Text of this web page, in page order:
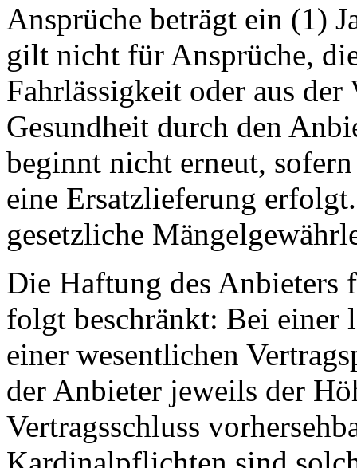
Ansprüche beträgt ein (1)
gilt nicht für Ansprüche,
Fahrlässigkeit oder aus
Gesundheit durch den
beginnt nicht erneut,
eine Ersatzlieferung
gesetzliche
Die Haftung des Anbieters
folgt beschränkt: Bei einer
einer wesentlichen
der Anbieter jeweils der
Vertragsschluss